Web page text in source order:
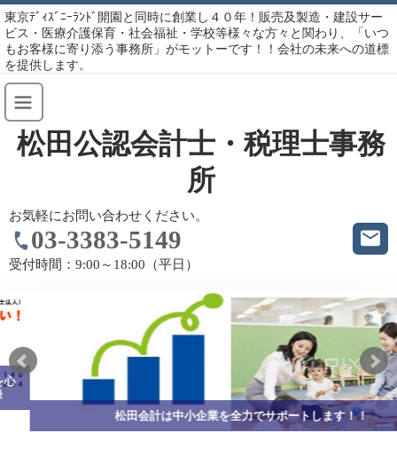
東京ﾃﾞｨｽﾞﾆｰﾗﾝﾄﾞ開園と同時に創業し４０年！販売及製造・建設サー
ビス・医療介護保育・社会福祉・学校等様々な方々と関わり、「いつ
もお客様に寄り添う事務所」がモットーです！！会社の未来への道標
を提供します。
松田公認会計士・税理士事務
所
お気軽にお問い合わせください。
03-3383-5149
受付時間： 9:00～18:00（平日）
松田会計は中小企業を全力でサポートします！！